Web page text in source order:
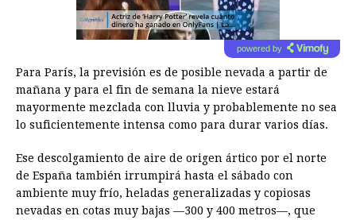
powered by
Para París, la previsión es de posible nevada a partir de
mañana y para el fin de semana la nieve estará
mayormente mezclada con lluvia y probablemente no sea
lo suficientemente intensa como para durar varios días.
Ese descolgamiento de aire de origen ártico por el norte
de España también irrumpirá hasta el sábado con
ambiente muy frío, heladas generalizadas y copiosas
nevadas en cotas muy bajas —300 y 400 metros—, que